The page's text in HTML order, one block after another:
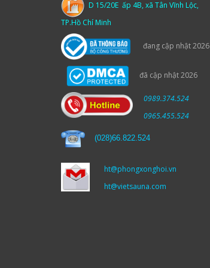
D 15/20E ấp 4B, xã Tân Vĩnh Lộc,
TP.Hồ Chí Minh
đang cập nhật 2026
đã cập nhật 2026
0989.374.524
0965.455.524
(028)66.822.524
ht@phongxonghoi.vn
ht@vietsauna.com